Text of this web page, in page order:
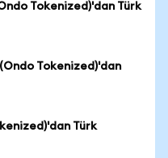
Tokenized)'dan Türk
Tokenized)'dan
Türk